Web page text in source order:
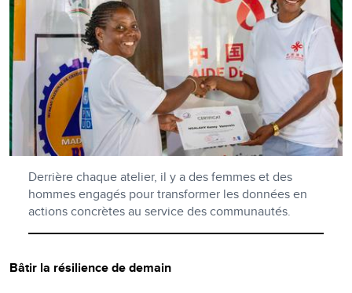
Derrière chaque atelier, il y a des femmes et des
hommes engagés pour transformer les données en
actions concrètes au service des communautés.
Bâtir la résilience de demain